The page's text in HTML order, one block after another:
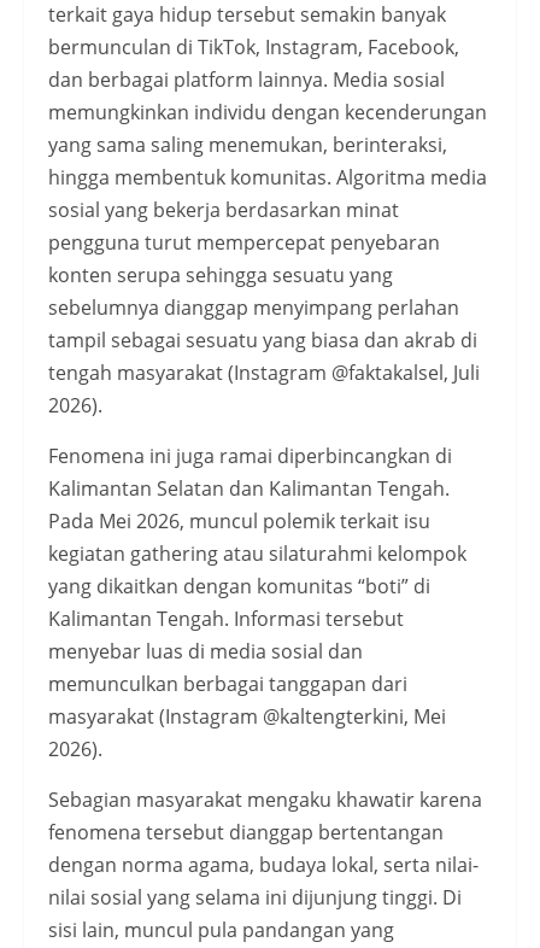
terkait gaya hidup tersebut semakin banyak
bermunculan di TikTok, Instagram, Facebook,
dan berbagai platform lainnya. Media sosial
memungkinkan individu dengan kecenderungan
yang sama saling menemukan, berinteraksi,
hingga membentuk komunitas. Algoritma media
sosial yang bekerja berdasarkan minat
pengguna turut mempercepat penyebaran
konten serupa sehingga sesuatu yang
sebelumnya dianggap menyimpang perlahan
tampil sebagai sesuatu yang biasa dan akrab di
tengah masyarakat (Instagram @faktakalsel, Juli
2026).
Fenomena ini juga ramai diperbincangkan di
Kalimantan Selatan dan Kalimantan Tengah.
Pada Mei 2026, muncul polemik terkait isu
kegiatan gathering atau silaturahmi kelompok
yang dikaitkan dengan komunitas “boti” di
Kalimantan Tengah. Informasi tersebut
menyebar luas di media sosial dan
memunculkan berbagai tanggapan dari
masyarakat (Instagram @kaltengterkini, Mei
2026).
Sebagian masyarakat mengaku khawatir karena
fenomena tersebut dianggap bertentangan
dengan norma agama, budaya lokal, serta nilai-
nilai sosial yang selama ini dijunjung tinggi. Di
sisi lain, muncul pula pandangan yang